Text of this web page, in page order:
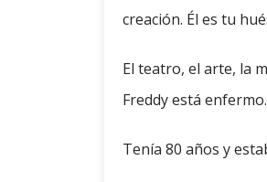
creación. Él es tu
El teatro, el arte, la
Freddy está enfermo.
Tenía 80 años y